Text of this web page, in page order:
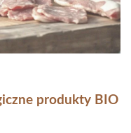
produkty BIO